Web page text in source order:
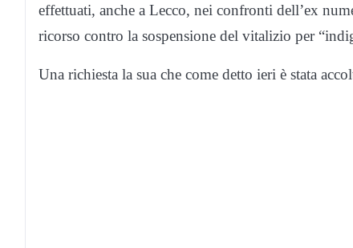
effettuati, anche a Lecco, nei confronti dell’ex
ricorso contro la sospensione del vitalizio per
Una richiesta la sua che come detto ieri è stata